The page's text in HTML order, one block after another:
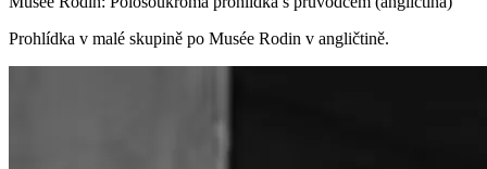
Prohlídka v malé skupině po Musée Rodin v angličtině.